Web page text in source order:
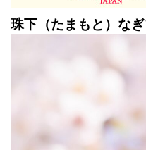
珠下（たまもと）な